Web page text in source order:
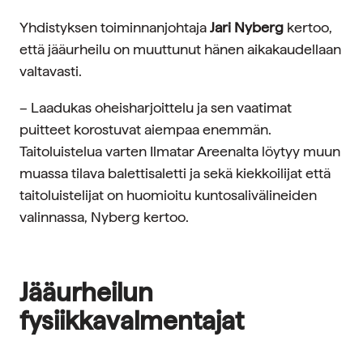
Yhdistyksen toiminnanjohtajaJari Nyberg kertoo,
että jääurheilu on muuttunut hänen aikakaudellaan
valtavasti.
– Laadukas oheisharjoittelu ja sen vaatimat
puitteet korostuvat aiempaa enemmän.
Taitoluistelua varten Ilmatar Areenalta löytyy muun
muassa tilava balettisaletti ja sekä kiekkoilijat että
taitoluistelijat on huomioitu kuntosalivälineiden
valinnassa, Nyberg kertoo.
Jääurheilun
fysiikkavalmentajat